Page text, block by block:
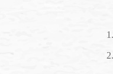
1.
2.